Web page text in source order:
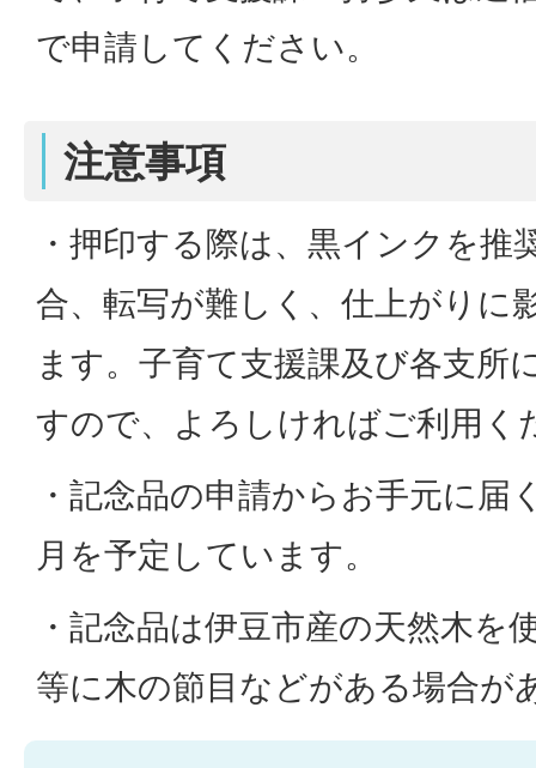
で申請してください。
注意事項
・押印する際は、黒インクを推
合、転写が難しく、仕上がりに
ます。子育て支援課及び各支所
すので、よろしければご利用く
・記念品の申請からお手元に
月を予定しています。
・記念品は伊豆市産の天然木を
等に木の節目などがある場合が